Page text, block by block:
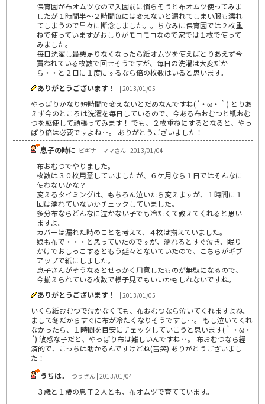
保育園が布オムツなので入園前に慣らそうと布オムツ使ってみま
したが１時間半～２時間毎には変えないと漏れてしまい服も濡れ
てしまうので早々に断念しました。。ちなみに保育園では２枚重
ねで使っていますがおしりがモコモコなので家では１枚で使って
みました。
毎日洗濯し最悪足りなくなったら紙オムツを使えばとりあえず今
買われている枚数で回せそうですが、毎日の洗濯は大変だか
ら・・と２日に１度にするなら倍の枚数はいると思います。
ありがとうございます！
| 2013/01/05
やっぱりかなり短時間で変えないとだめなんですね(´・ω・｀) とりあ
えず今のところは洗濯を毎日しているので、今ある布おむつと紙おむ
つを駆使して頑張ってみます！ でも、２枚重ねにするとなると、やっ
ぱり倍は必要ですよね‥。 ありがとうございました！
息子の時に ビギナーママさん | 2013/01/04
布おむつでやりました。
枚数は３０枚用意していましたが、６ケ月なら１日ではそんなに
使わないかな？
変えるタイミングは、もちろん泣いたら変えますが、１時間に１
回は濡れていないかチェックしていました。
多分布ならどんなに泣かない子でも冷たくて教えてくれると思い
ますよ。
カバーは漏れた時のことを考えて、４枚は揃えていました。
娘も布で・・・と思っていたのですが、濡れるとすぐ泣き、眠り
かけでおしっこするともう延々とないていたので、こちらがギブ
アップで紙にしました。
息子さんがそうなるとせっかく用意したものが無駄になるので、
今揃えられている枚数で様子見でもいいかもしれないですね。
ありがとうございます！
| 2013/01/05
いくら紙おむつで泣かなくても、布おむつなら泣いてくれますよね。
まして冬だからすぐに布が冷たくなりそうですし‥。 もし泣いてくれ
なかったら、１時間を目安にチェックしていこうと思います(｀・ω・
´) 敏感な子だと、やっぱり布は難しいんですね‥。 布おむつなら経
済的で、こっちは助かるんですけどね(苦笑) ありがとうございまし
た！
うちは。
つうさん | 2013/01/04
３歳と１歳の息子２人とも、布オムツで育てています。